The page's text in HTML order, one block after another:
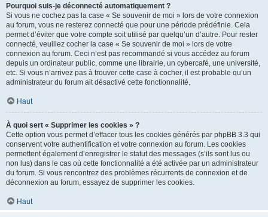
Pourquoi suis-je déconnecté automatiquement ?
Si vous ne cochez pas la case « Se souvenir de moi » lors de votre connexion
au forum, vous ne resterez connecté que pour une période prédéfinie. Cela
permet d’éviter que votre compte soit utilisé par quelqu’un d’autre. Pour rester
connecté, veuillez cocher la case « Se souvenir de moi » lors de votre
connexion au forum. Ceci n’est pas recommandé si vous accédez au forum
depuis un ordinateur public, comme une librairie, un cybercafé, une université,
etc. Si vous n’arrivez pas à trouver cette case à cocher, il est probable qu’un
administrateur du forum ait désactivé cette fonctionnalité.
Haut
À quoi sert « Supprimer les cookies » ?
Cette option vous permet d’effacer tous les cookies générés par phpBB 3.3 qui
conservent votre authentification et votre connexion au forum. Les cookies
permettent également d’enregistrer le statut des messages (s’ils sont lus ou
non lus) dans le cas où cette fonctionnalité a été activée par un administrateur
du forum. Si vous rencontrez des problèmes récurrents de connexion et de
déconnexion au forum, essayez de supprimer les cookies.
Haut